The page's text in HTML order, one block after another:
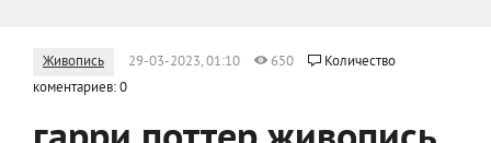
Живопись 29-03-2023, 01:10 650
Количество
коментариев: 0